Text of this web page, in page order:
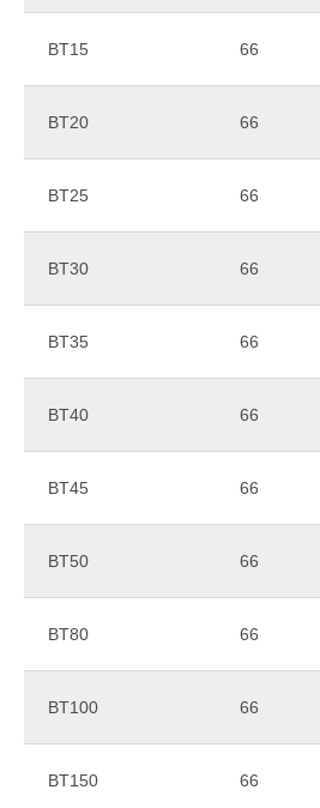
ВT15 66
ВT20 66
ВT25 66
ВT30 66
ВT35 66
ВT40 66
ВT45 66
ВT50 66
ВT80 66
ВT100 66
ВT150 66
Техническая поддержка
и получи канистру обезжиривателя
Оставить заявку